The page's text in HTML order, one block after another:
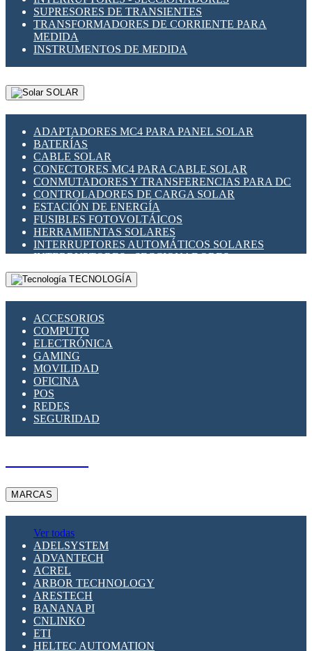
SUPRESORES DE TRANSIENTES
TRANSFORMADORES DE CORRIENTE PARA
MEDIDA
INSTRUMENTOS DE MEDIDA
SOLAR
ADAPTADORES MC4 PARA PANEL SOLAR
BATERÍAS
CABLE SOLAR
CONECTORES MC4 PARA CABLE SOLAR
CONMUTADORES Y TRANSFERENCIAS PARA DC
CONTROLADORES DE CARGA SOLAR
ESTACIÓN DE ENERGÍA
FUSIBLES FOTOVOLTÁICOS
HERRAMIENTAS SOLARES
INTERRUPTORES AUTOMÁTICOS SOLARES
INTERRUPTORES - SECCIONADORES
FOTOVOLTÁICOS
MONTAJE PANEL SOLAR
SUPRESOR DE TRANSIENTES SPDS PARA
APLICACIONES FOTOVOLTAICAS
TECNOLOGÍA
ACCESORIOS
COMPUTO
ELECTRÓNICA
GAMING
MOVILIDAD
OFICINA
POS
REDES
SEGURIDAD
MARCAS
Ver todas
ADELSYSTEM
ADVANTECH
ACREL
ARBOR TECHNOLOGY
ARESTECH
BANANA PI
CNLINKO
ETI
HELTEC AUTOMATION